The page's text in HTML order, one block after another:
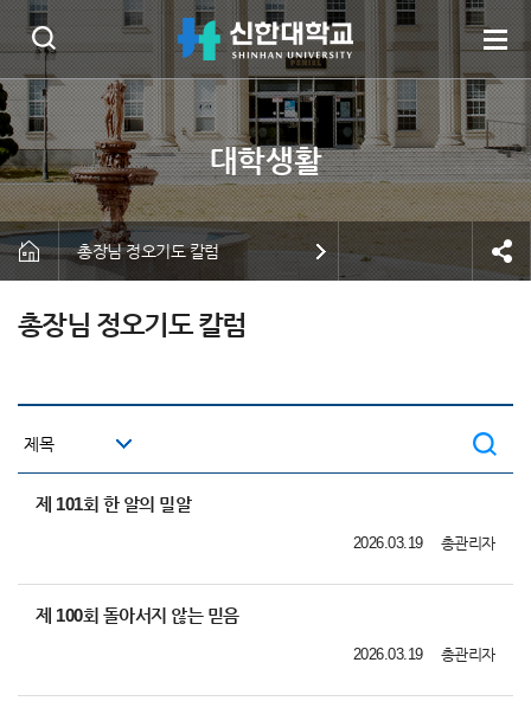
총장님 정오기도 칼럼
총장님 정오기도 칼럼
제 101회 한 알의 밀알
총관리자
2026.03.19
제 100회 돌아서지 않는 믿음
총관리자
2026.03.19